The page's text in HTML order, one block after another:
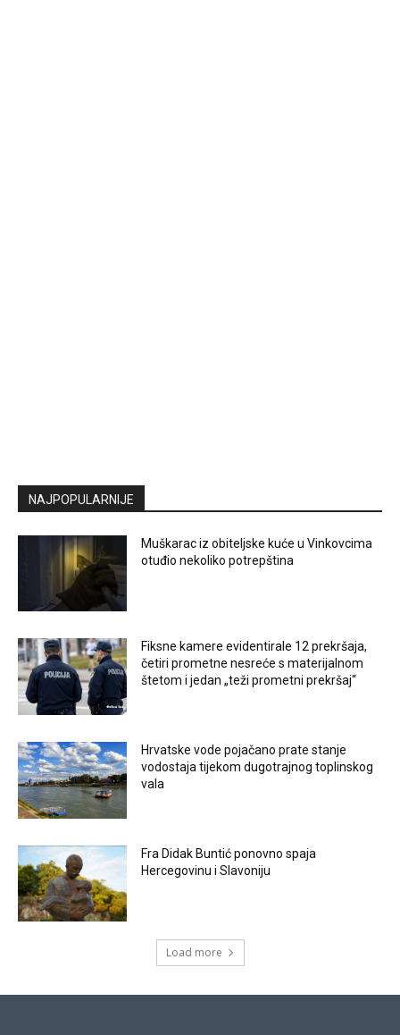
NAJPOPULARNIJE
Muškarac iz obiteljske kuće u Vinkovcima
otuđio nekoliko potrepština
Fiksne kamere evidentirale 12 prekršaja,
četiri prometne nesreće s materijalnom
štetom i jedan „teži prometni prekršaj“
Hrvatske vode pojačano prate stanje
vodostaja tijekom dugotrajnog toplinskog
vala
Fra Didak Buntić ponovno spaja
Hercegovinu i Slavoniju
Load more